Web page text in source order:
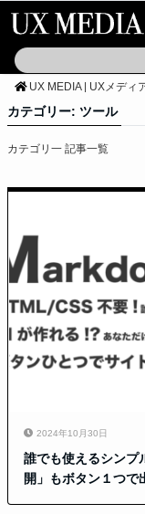
UX MEDIA | UXメディ
カテゴリー: ツール
カテゴリ一 記事一覧
2024年10月30日
誰でも使えるシンプ
開」もボタン１つで